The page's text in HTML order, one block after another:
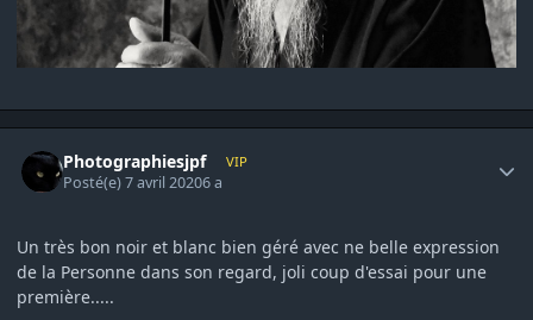
Photographiesjpf VIP
Posté(e)7 avril 20206 a
Un très bon noir et blanc bien géré avec ne belle expression
de la Personne dans son regard, joli coup d'essai pour une
première.....